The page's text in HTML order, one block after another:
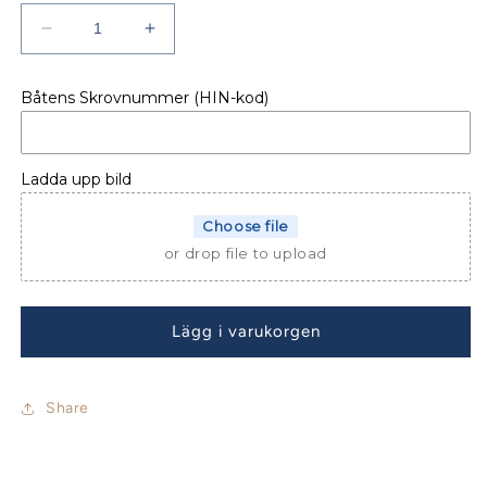
Minska
kvantitet
Beneteau
41.1
Sprayhood
30mm
Öka
kvantitet
Beneteau
41.1
30mm
Båtens Skrovnummer (HIN-kod)
Ladda upp bild
Choose file
or drop file to upload
Lägg i varukorgen
Share